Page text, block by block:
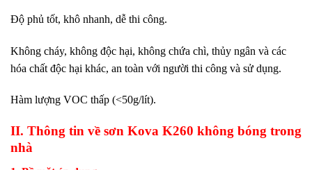
Độ phủ tốt, khô nhanh, dễ thi công.
Không cháy, không độc hại, không chứa chì, thủy ngân và các
hóa chất độc hại khác, an toàn với người thi công và sử dụng.
Hàm lượng VOC thấp (<50g/lít).
II. Thông tin về sơn Kova K260 không bóng trong
nhà